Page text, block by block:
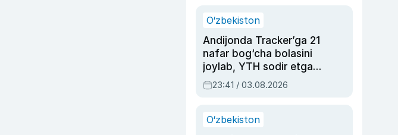
O‘zbekiston
Andijonda Tracker’ga 21
nafar bog‘cha bolasini
joylab, YTH sodir etgan
ayolga sud hukmi o‘qildi
23:41 / 03.08.2026
O‘zbekiston